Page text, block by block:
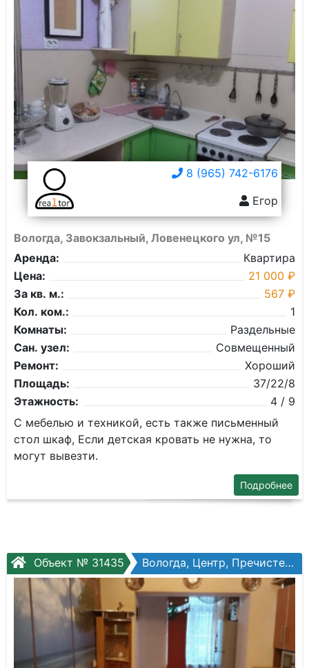
8 (965) 742-6176
Егор
Вологда, Завокзальный, Ловенецкого ул, №15
Аренда:
Квартира
Цена:
21 000 ₽
За кв. м.:
567 ₽
Кол. ком.:
1
Комнаты:
Раздельные
Сан. узел:
Совмещенный
Ремонт:
Хороший
Площадь:
37/22/8
Этажность:
4 / 9
С мебелью и техникой, есть также письменный
стол шкаф, Если детская кровать не нужна, то
могут вывезти.
Подробнее
Объект № 31435 Вологда, Центр, Пречистенская наб, №72